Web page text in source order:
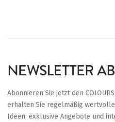
NEWSLETTER
Abonnieren Sie jetzt den
erhalten Sie regelmäßig
Ideen, exklusive Angebote und